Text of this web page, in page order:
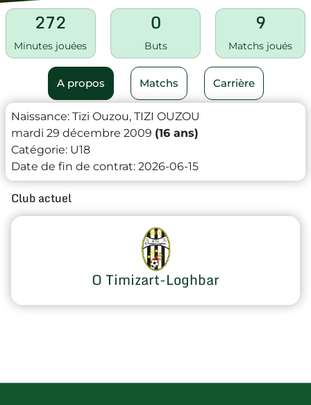
272
Minutes jouées
0
Buts
9
Matchs joués
A propos Matchs Carrière
Naissance: Tizi Ouzou, TIZI OUZOU
mardi 29 décembre 2009 (16 ans)
Catégorie: U18
Date de fin de contrat: 2026-06-15
Club actuel
O Timizart-Loghbar